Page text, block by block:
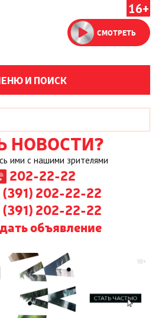
16+
СМОТРЕТЬ
И ПОИСК
НОВОСТИ?
ими с нашими зрителями
202-22-22
(391) 202-22-22
(391) 202-22-22
объявление